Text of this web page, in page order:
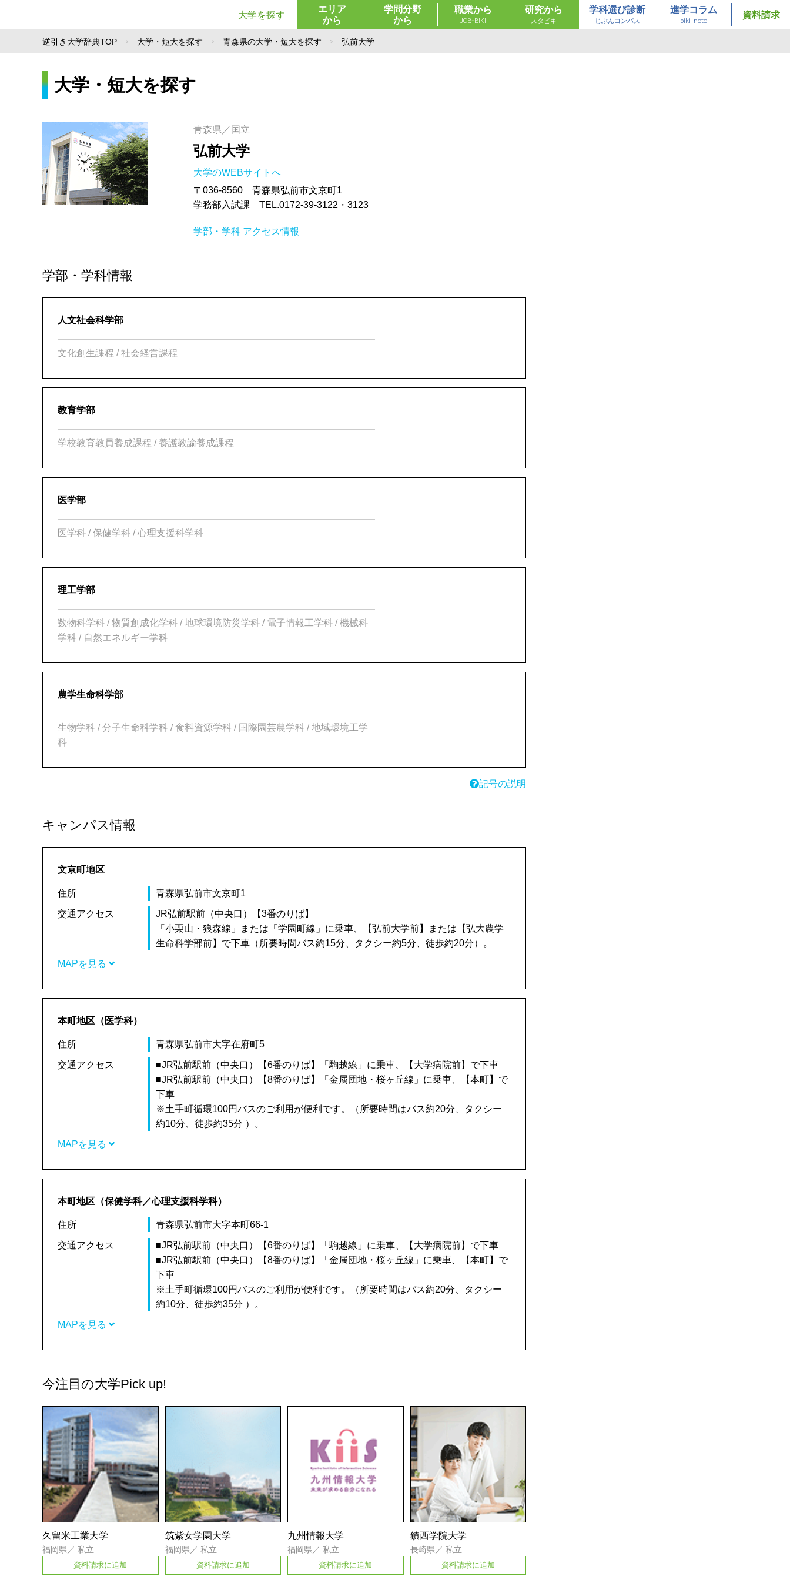
大学を探す
エリア
から
学問分野
から
職業から
JOB-BIKI
研究から
スタビキ
学科選び診断
じぶんコンパス
進学コラム
biki-note
資料請求
逆引き大学辞典TOP 大学・短大を探す 青森県の大学・短大を探す 弘前大学
大学・短大を探す
青森県／国立
弘前大学
大学のWEBサイトへ
〒036-8560 青森県弘前市文京町1
学務部入試課 TEL.0172-39-3122・3123
学部・学科 アクセス情報
学部・学科情報
人文社会科学部
文化創生課程 / 社会経営課程
教育学部
学校教育教員養成課程 / 養護教諭養成課程
医学部
医学科 / 保健学科 / 心理支援科学科
理工学部
数物科学科 / 物質創成化学科 / 地球環境防災学科 / 電子情報工学科 / 機械科
学科 / 自然エネルギー学科
農学生命科学部
生物学科 / 分子生命科学科 / 食料資源学科 / 国際園芸農学科 / 地域環境工学
科
記号の説明
キャンパス情報
文京町地区
住所 青森県弘前市文京町1
交通アクセス
JR弘前駅前（中央口）【3番のりば】
「小栗山・狼森線」または「学園町線」に乗車、【弘前大学前】または【弘大農学
生命科学部前】で下車（所要時間バス約15分、タクシー約5分、徒歩約20分）。
MAPを見る
本町地区（医学科）
住所 青森県弘前市大字在府町5
交通アクセス
■JR弘前駅前（中央口）【6番のりば】「駒越線」に乗車、【大学病院前】で下車
■JR弘前駅前（中央口）【8番のりば】「金属団地・桜ヶ丘線」に乗車、【本町】で
下車
※土手町循環100円バスのご利用が便利です。（所要時間はバス約20分、タクシー
約10分、徒歩約35分 ）。
MAPを見る
本町地区（保健学科／心理支援科学科）
住所 青森県弘前市大字本町66-1
交通アクセス
■JR弘前駅前（中央口）【6番のりば】「駒越線」に乗車、【大学病院前】で下車
■JR弘前駅前（中央口）【8番のりば】「金属団地・桜ヶ丘線」に乗車、【本町】で
下車
※土手町循環100円バスのご利用が便利です。（所要時間はバス約20分、タクシー
約10分、徒歩約35分 ）。
MAPを見る
今注目の大学Pick up!
久留米工業大学
福岡県 ／ 私立
資料請求に追加
筑紫女学園大学
福岡県 ／ 私立
資料請求に追加
九州情報大学
福岡県 ／私立
資料請求に追加
鎮西学院大学
長崎県 ／ 私立
資料請求に追加